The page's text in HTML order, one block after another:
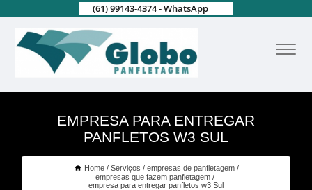
(61) 99143-4374 - WhatsApp
EMPRESA PARA ENTREGAR
PANFLETOS W3 SUL
Home Serviços
empresas de panfletagem
empresas que fazem panfletagem
empresa para entregar panfletos w3 Sul